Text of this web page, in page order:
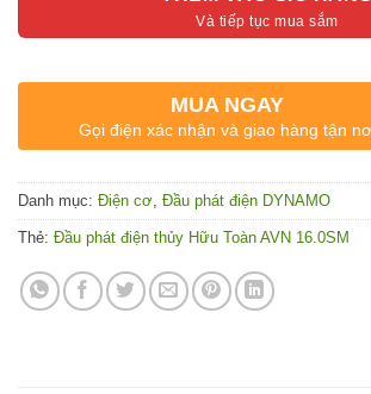
MUA NGAY
Gọi điện xác nhận và giao hàng tận
Danh mục: Điện cơ, Đầu phát điện DYNAMO
Thẻ: Đầu phát điện thủy Hữu Toàn AVN 16.0SM